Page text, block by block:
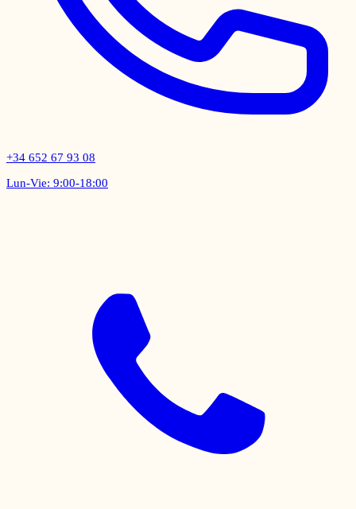
+34 652 67 93 08
Lun-Vie: 9:00-18:00